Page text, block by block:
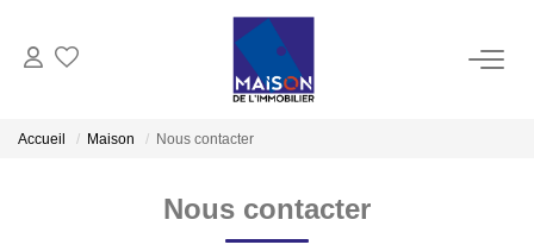
Accueil Maison Nous contacter
Nous contacter